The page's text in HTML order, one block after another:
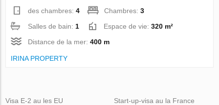
des chambres:4 Chambres:3
Salles de bain: 1 Espace de vie:320 m²
Distance de la mer:400 m
IRINA PROPERTY
Visa E-2 au les EU
Start-up-visa au la France